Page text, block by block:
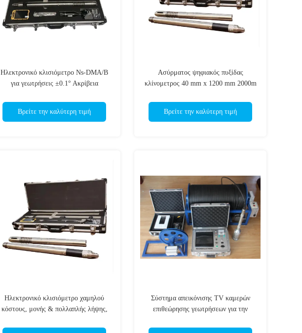
Ηλεκτρονικό κλισιόμετρο Ns-DMA/B
για γεωτρήσεις ±0.1° Ακρίβεια
Βρείτε την καλύτερη τιμή
Ασύρματος ψηφιακός πυξίδας
κλίνομετρος 40 mm x 1200 mm 2000m
Βρείτε την καλύτερη τιμή
Ηλεκτρονικό κλισιόμετρο χαμηλού
κόστους, μονής & πολλαπλής λήψης,
Σύστημα απεικόνισης TV καμερών
επιθεώρησης γεωτρήσεων για την